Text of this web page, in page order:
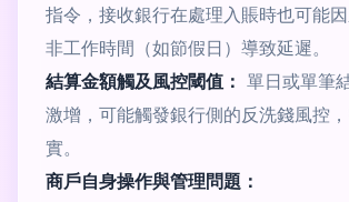
指令，接收銀行在處理入賬時也可能因
非工作時間（如節假日）導致延遲。
結算金額觸及風控閾值： 單日或單筆
激增，可能觸發銀行側的反洗錢風控
實。
商戶自身操作與管理問題：